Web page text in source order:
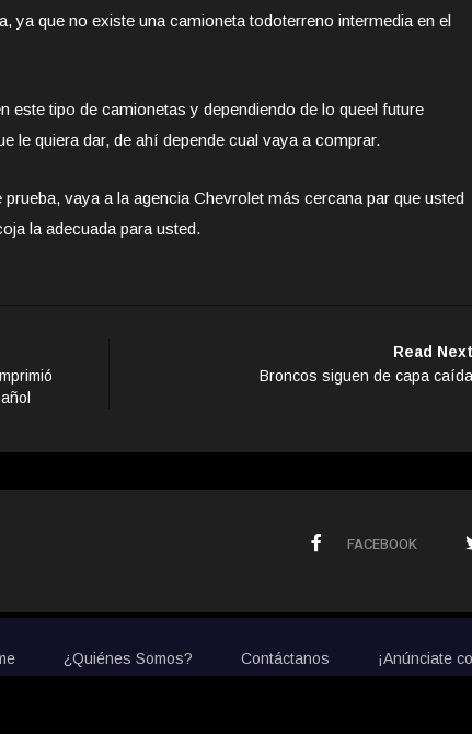
ya que no existe una camioneta todoterreno intermedia en el
este tipo de camionetas y dependiendo de lo queel future
le quiera dar, de ahí depende cual vaya a comprar.
vaya a la agencia Chevrolet más cercana par que usted
la adecuada para usted.
Read Next
Broncos siguen de capa caída
FACEBOOK
¿Quiénes Somos? Contáctanos ¡Anúnciate